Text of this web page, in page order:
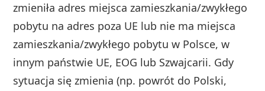
zmieniła adres miejsca zamieszkania/zwykłego
pobytu na adres poza UE lub nie ma miejsca
zamieszkania/zwykłego pobytu w Polsce, w
innym państwie UE, EOG lub Szwajcarii. Gdy
sytuacja się zmienia (np. powrót do Polski,